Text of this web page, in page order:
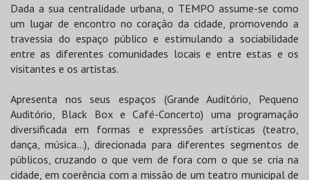
Dada a sua centralidade urbana, o TEMPO assume-se como
um lugar de encontro no coração da cidade, promovendo a
travessia do espaço público e estimulando a sociabilidade
entre as diferentes comunidades locais e entre estas e os
visitantes e os artistas.
Apresenta nos seus espaços (Grande Auditório, Pequeno
Auditório, Black Box e Café-Concerto) uma programação
diversificada em formas e expressões artísticas (teatro,
dança, música…), direcionada para diferentes segmentos de
públicos, cruzando o que vem de fora com o que se cria na
cidade, em coerência com a missão de um teatro municipal de